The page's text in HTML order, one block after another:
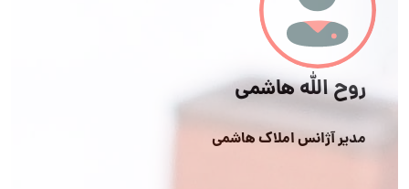
روح الله هاشمی
مدیر آژانس املاک هاشمی